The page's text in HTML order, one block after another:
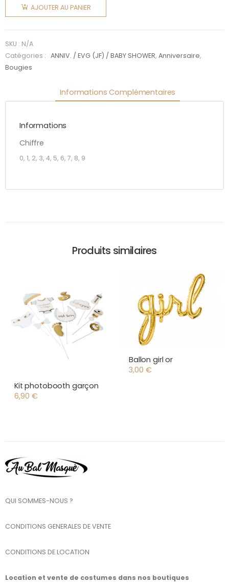
Bougie
à 9
4,3cm
Rose
AJOUTER AU PANIER
SKU : N/A
Catégories :
ANNIV. / EVG (JF) / BABY SHOWER,Anniversaire,
Bougies
Informations Complémentaires
Informations
Chiffre
0, 1, 2, 3, 4, 5, 6, 7, 8, 9
Produits similaires
Kit photobooth garçon
6,90 €
Ballon girl or
3,00 €
QUI SOMMES-NOUS ?
CONDITIONS GENERALES DE VENTE
CONDITIONS DE LOCATION
Location et vente de costumes dans nos boutiques